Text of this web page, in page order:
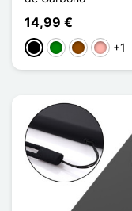
14,99 €
NegroVerdeMarrónOro rosa
+1